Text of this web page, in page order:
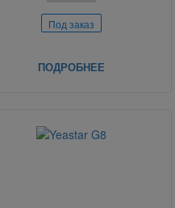
Под заказ
ПОДРОБНЕЕ